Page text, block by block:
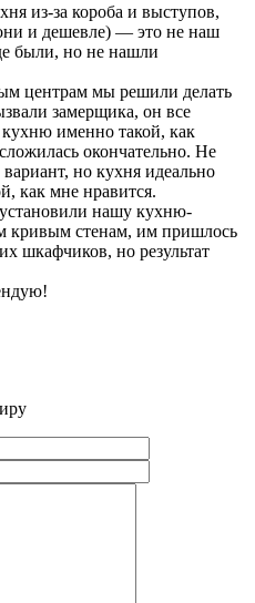
из-за короба и выступов,
и дешевле) — это не наш
были, но не нашли
центрам мы решили делать
замерщика, он все
именно такой, как
окончательно. Не
но кухня идеально
как мне нравится.
нашу кухню-
кривым стенам, им пришлось
шкафчиков, но результат